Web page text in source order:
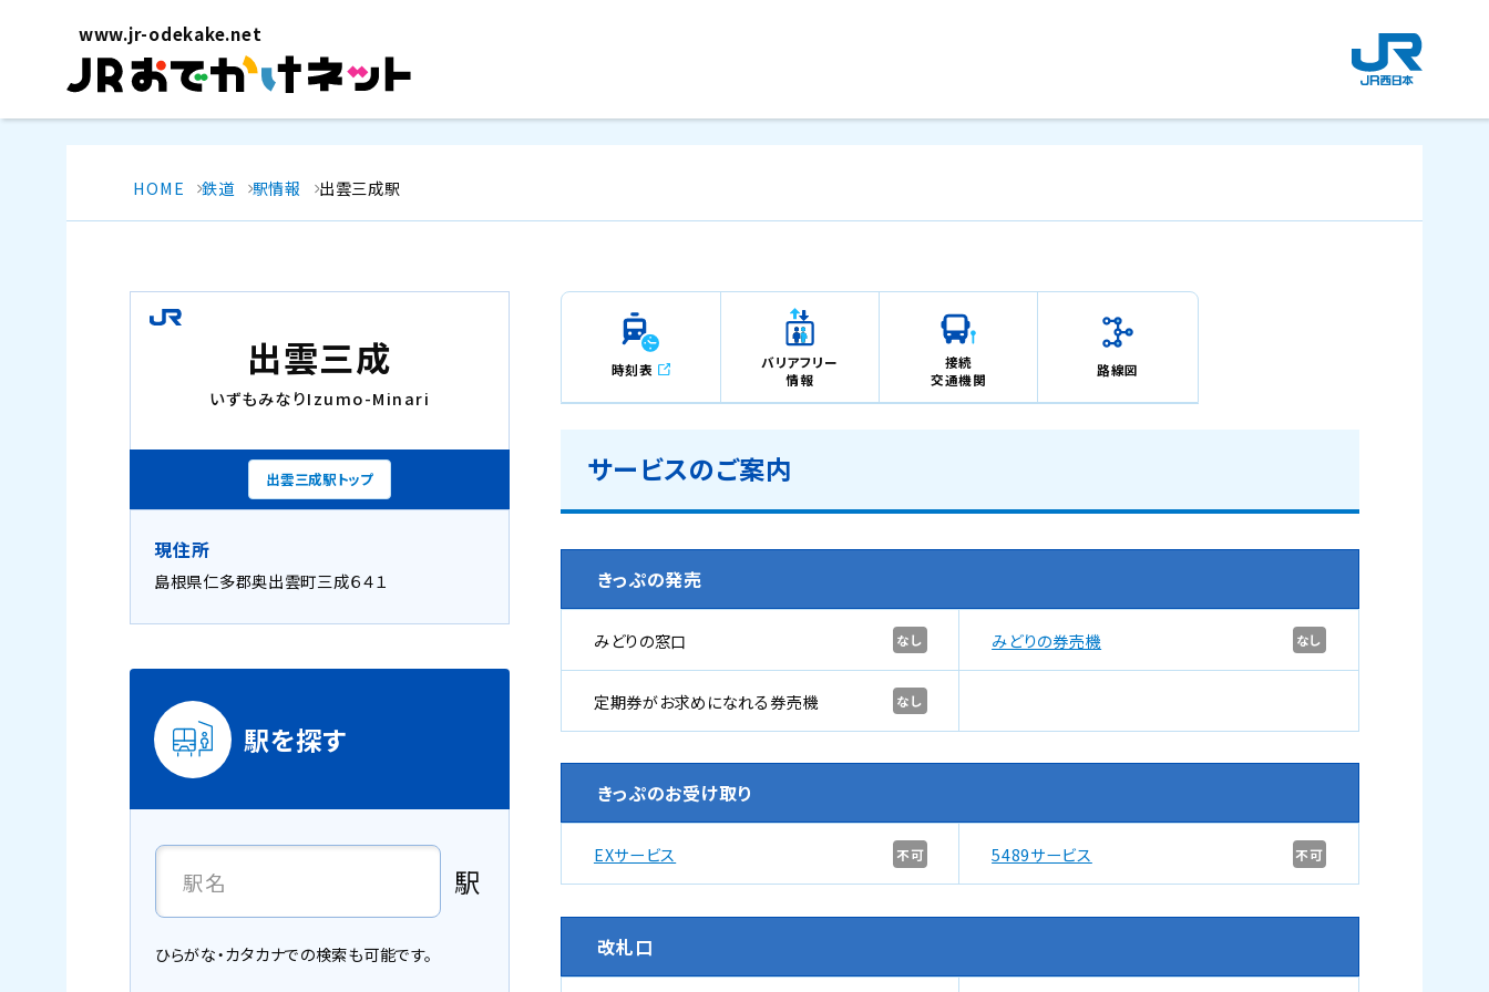
www.jr-odekake.net
新
規
ウ
イ
HOME 鉄道 駅情報 出雲三成駅
出雲三成
いずもみなりIzumo-Minari
出雲三成駅トップ
時刻表
バリアフリー
情報
接続
交通機関
路線図
サービスのご案内
きっぷの発売
みどりの窓口 なし みどりの券売機 なし
定期券がお求めになれる券売機 なし
きっぷのお受け取り
EXサービス 不可 5489サービス 不可
改札口
現住所
島根県仁多郡奥出雲町三成６４１
駅を探す
駅
ひらがな・カタカナでの検索も可能です。